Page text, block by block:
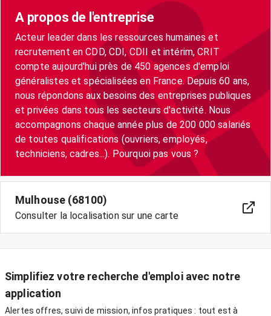
A propos de l'entreprise
Acteur leader dans les ressources humaines et
recrutement en CDD, CDI, CDII et intérim, CRIT
compte aujourd'hui près de 450 agences d'emploi
généralistes et spécialisées en France. Depuis 60 ans,
nous répondons aux besoins des entreprises publiques
et privées dans tous les secteurs d'activité. Nous
accompagnons chaque année plus de 200 000 salariés
de toutes qualifications (ouvriers, employés,
techniciens, cadres...). Pourquoi pas vous ?
Mulhouse (68100)
Consulter la localisation sur une carte
Simplifiez votre recherche d'emploi avec notre
application
Alertes offres, suivi de mission, infos pratiques : tout est à